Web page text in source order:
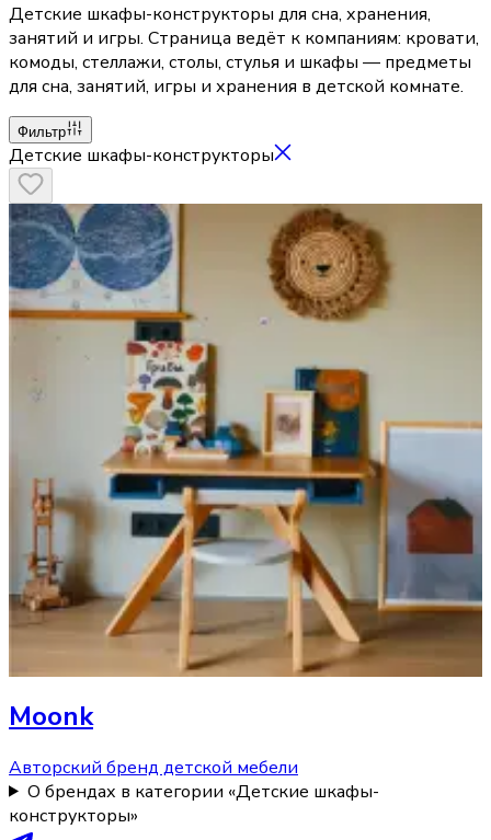
Детские шкафы-конструкторы для сна, хранения,
занятий и игры. Страница ведёт к компаниям: кровати,
комоды, стеллажи, столы, стулья и шкафы — предметы
для сна, занятий, игры и хранения в детской комнате.
Фильтр
Детские шкафы-конструкторы
Moonk
Авторский бренд детской мебели
О брендах в категории «Детские шкафы-
конструкторы»